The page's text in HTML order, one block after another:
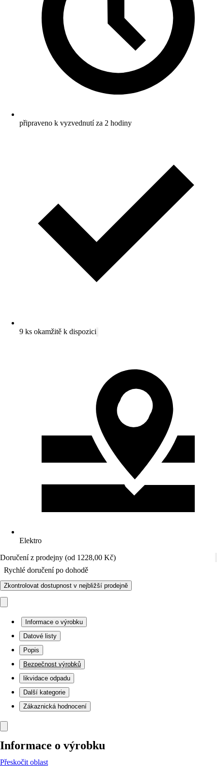
připraveno k vyzvednutí za 2 hodiny
9 ks okamžitě k dispozici
Elektro
Doručení z prodejny (od 1228,00 Kč)
Rychlé doručení po dohodě
Zkontrolovat dostupnost v nejbližší prodejně
Informace o výrobku
Datové listy
Popis
Bezpečnost výrobků
likvidace odpadu
Další kategorie
Zákaznická hodnocení
Informace o výrobku
Přeskočit oblast